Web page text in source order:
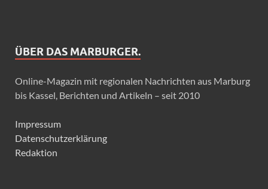
ÜBER DAS MARBURGER.
Online-Magazin mit regionalen Nachrichten aus Marburg
bis Kassel, Berichten und Artikeln – seit 2010
Impressum
Datenschutzerklärung
Redaktion